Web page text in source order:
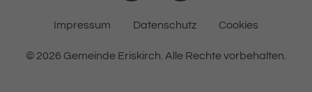
Impressum Datenschutz Cookies
© 2026 Gemeinde Eriskirch. Alle Rechte vorbehalten.